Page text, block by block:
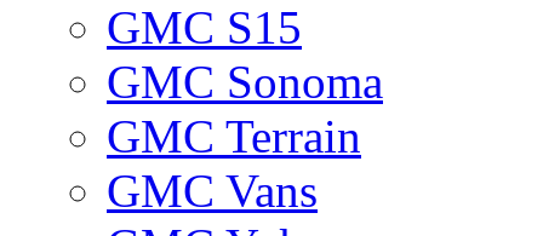
GMC S15
GMC Sonoma
GMC Terrain
GMC Vans